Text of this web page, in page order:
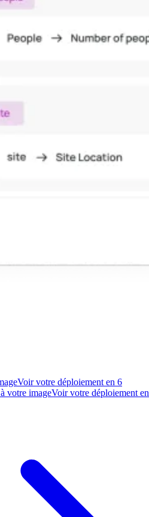
Voir votre déploiement en 6
votre imageVoir votre déploiement en